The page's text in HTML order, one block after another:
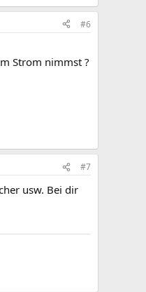
#6
Strom nimmst ?
#7
usw. Bei dir